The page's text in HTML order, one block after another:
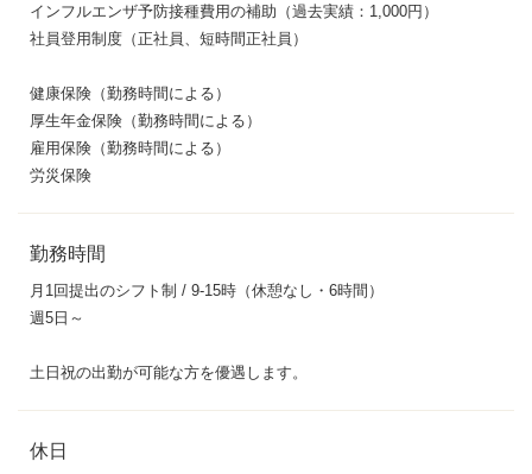
インフルエンザ予防接種費用の補助（過去実績：1,000円）
社員登用制度（正社員、短時間正社員）
健康保険（勤務時間による）
厚生年金保険（勤務時間による）
雇用保険（勤務時間による）
労災保険
勤務時間
月1回提出のシフト制 / 9-15時（休憩なし・6時間）
週5日～
土日祝の出勤が可能な方を優遇します。
休日